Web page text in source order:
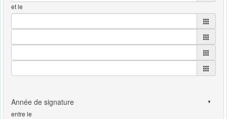
et le
entre le